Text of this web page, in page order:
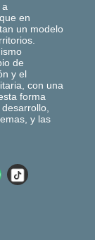
a
en
un modelo
de
y el
con una
forma
y las